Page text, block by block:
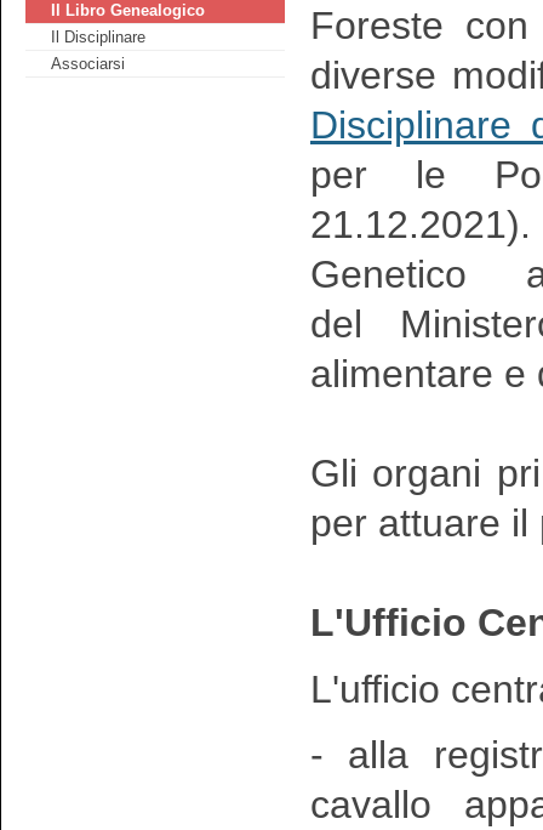
Il Libro Genealogico
Il Disciplinare
Associarsi
Foreste
diverse
Disciplinare
per le
Genetico
del
alimentare e
Gli organi
per attuare il
L'Ufficio
L'ufficio
- alla
cavallo